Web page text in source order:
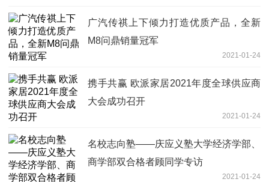
广汽传祺上下倾力打造优质产品，全新
M8问鼎销量冠军
2021-01-24
携手共赢 欧派家居2021年度全球供应商
大会成功召开
2021-01-24
名校志向塾——庆应义塾大学经济学部、
商学部双合格者顾同学专访
2021-01-24